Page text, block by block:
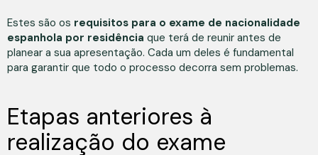
Estes são os requisitos para o exame de nacionalidade
espanhola por residência que terá de reunir antes de
planear a sua apresentação. Cada um deles é fundamental
para garantir que todo o processo decorra sem problemas.
Etapas anteriores à
realização do exame